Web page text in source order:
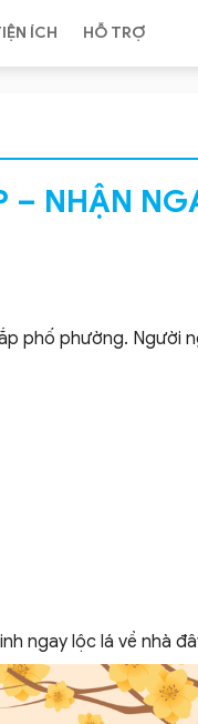
ÍCH HỖ TRỢ
NHẬN
phố phường. Người
ngay lộc lá về nhà